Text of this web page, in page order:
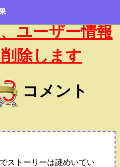
ユーザー情報
除します
コメント
ストーリーは謎めいてい